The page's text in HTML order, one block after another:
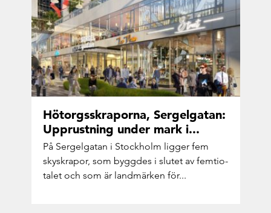
Hötorgs­skra­por­na, Ser­gel­ga­tan:
Upp­rust­ning under mark i...
På Ser­gel­ga­tan i Stock­holm lig­ger fem
skyskra­por, som bygg­des i slu­tet av fem­ti­o­
ta­let och som är land­mär­ken för...